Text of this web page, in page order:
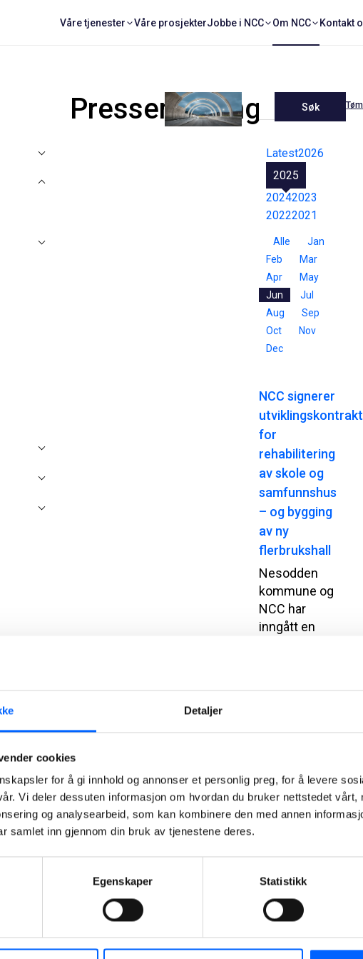
Detaljer
cookies
for å gi innhold og annonser et personlig preg, for å levere
Vi deler dessuten informasjon om hvordan du bruker nettstedet vårt,
og analysearbeid, som kan kombinere den med annen
samlet inn gjennom din bruk av tjenestene deres.
Egenskaper Statistikk
Våre tjenester Våre prosjekterJobbe i NCC Om NCC Kontakt
Pressemeldinger Søk
Latest2026
2025
20242023
20222021
Alle
Jan
Feb
Mar
Apr
May
Jun
Jul
Aug
Sep
Oct
Nov
Dec
NCC signerer
utviklingskontrakt
for
rehabilitering
av skole og
samfunnshus
– og bygging
av ny
flerbrukshall
Nesodden
kommune og
NCC har
inngått en
skole og
oppføring av
en ny
flerbrukshall.